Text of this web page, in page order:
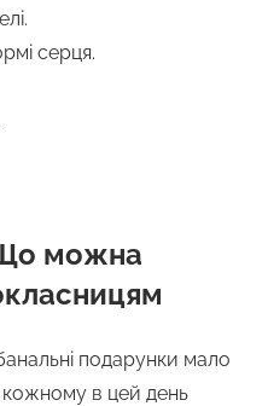
серця.
Що можна
подарунки мало
кожному в цей день